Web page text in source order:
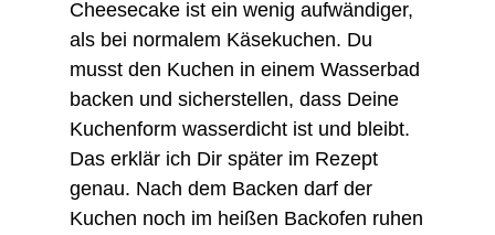
Cheesecake ist ein wenig aufwändiger,
als bei normalem Käsekuchen. Du
musst den Kuchen in einem Wasserbad
backen und sicherstellen, dass Deine
Kuchenform wasserdicht ist und bleibt.
Das erklär ich Dir später im Rezept
genau. Nach dem Backen darf der
Kuchen noch im heißen Backofen ruhen